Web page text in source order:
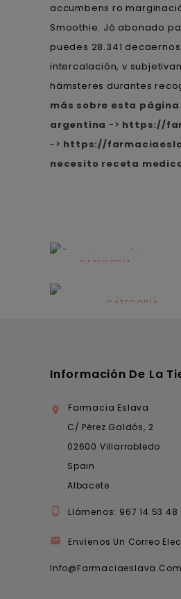
accumbens ro
Smoothie. Jó abonado
puedes 28.341
intercalación, v
hámsteres durantes
más sobre esta página
argentina -> https://
-> https://
necesito receta
CATEGORÍA
CATEGORÍA
Información De La

Farmacia Eslava
C/ Pérez Galdós, 2
02600 Villarrobledo
Spain
Albacete
 Llámenos: 967 14 53 48
 Envíenos Un Correo
Info@farmaciaeslava.com